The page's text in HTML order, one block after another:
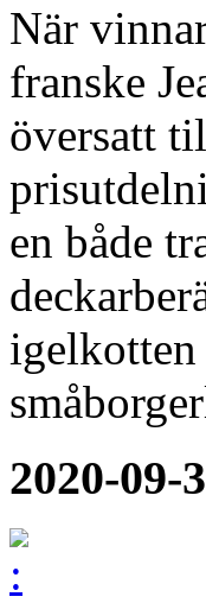
När
franske
översatt
en både
igelkotten
2020-09-